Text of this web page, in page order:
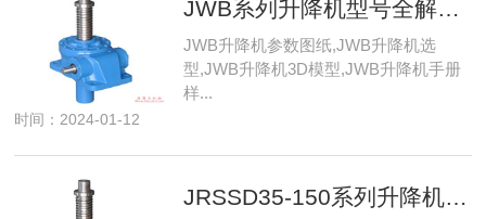
JWB系列升降机型号全解析：JWB010/JWB025/JWB050到JWB1000选型指南
JWB升降机参数图纸,JWB升降机选
型,JWB升降机3D模型,JWB升降机手册
样...
时间：2024-01-12
JRSSD35-150系列升降机型号详解：JRSSD40/60B/100等多款参数与选型指南